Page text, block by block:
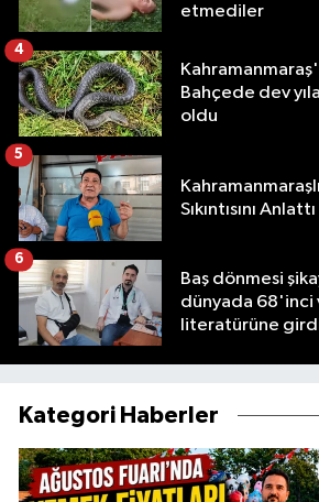
etmediler
Bahçede dev
oldu
4
Sıkıntısını Anlattı
5
Baş dönmesi
dünyada 68'inci
literatürüne
6
Kategori Haberler